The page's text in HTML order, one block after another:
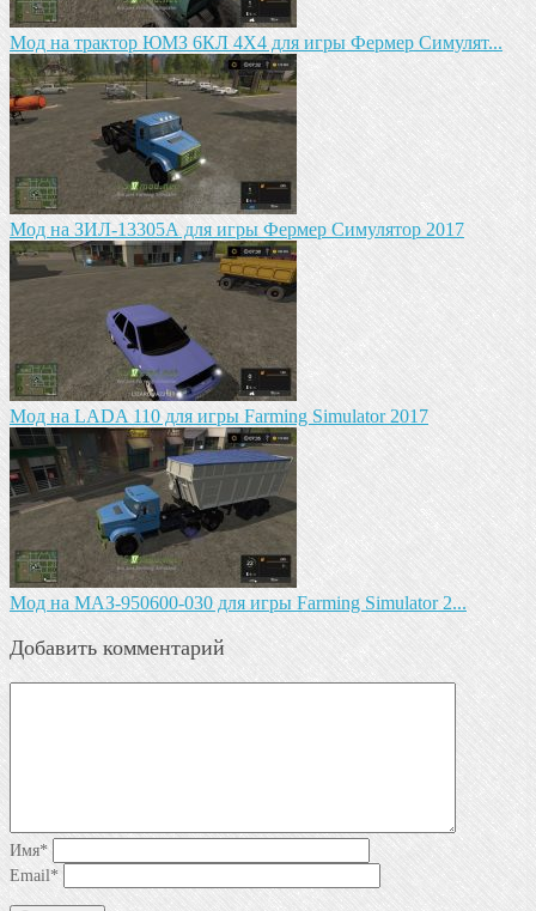
Мод на трактор ЮМЗ 6КЛ 4X4 для игры Фермер Симулят...
Мод на ЗИЛ-13305А для игры Фермер Симулятор 2017
Мод на LADA 110 для игры Farming Simulator 2017
Mод на МАЗ-950600-030 для игры Farming Simulator 2...
Добавить комментарий
Имя*
Email*